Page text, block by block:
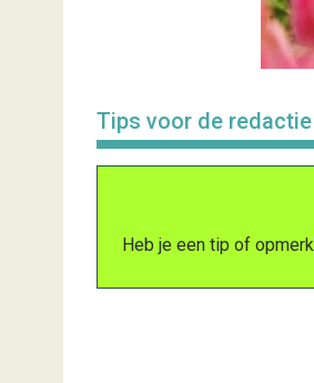
Tips voor de redactie
Heb je een tip of